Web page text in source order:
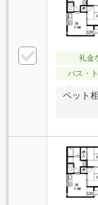
礼金
バス・
ペット